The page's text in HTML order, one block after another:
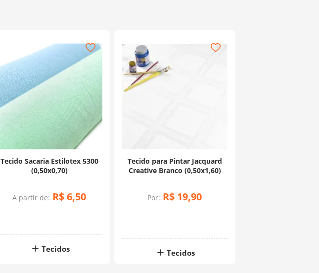
Tecido Sacaria Estilotex 5300
(0,50x0,70)
A partir de: R$6,50
Tecidos
Tecido para Pintar Jacquard
Creative Branco (0,50x1,60)
Por: R$ 19,90
Tecidos